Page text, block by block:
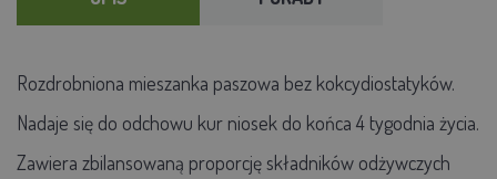
Rozdrobniona mieszanka paszowa bez kokcydiostatyków.
Nadaje się do odchowu kur niosek do końca 4 tygodnia życia.
Zawiera zbilansowaną proporcję składników odżywczych